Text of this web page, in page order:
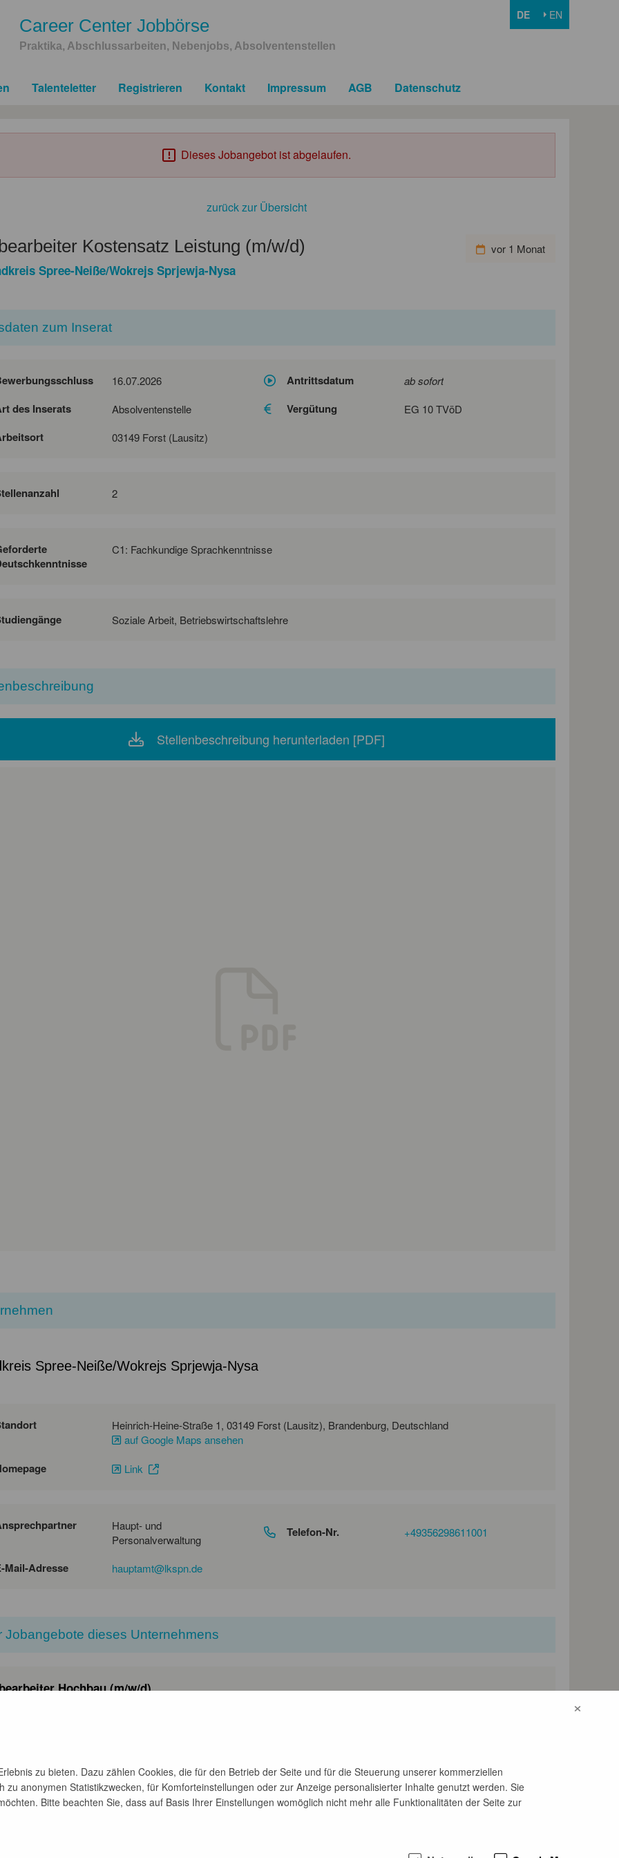
Career Center Jobbörse
Praktika, Abschlussarbeiten, Nebenjobs, Absolventenstellen
DE EN
Talenteletter Registrieren Kontakt Impressum AGB Datenschutz
Dieses Jobangebot ist abgelaufen.
zurück zur Übersicht
vor 1 Monat
Kostensatz Leistung (m/w/d)
Spree-Neiße/Wokrejs Sprjewja-Nysa
zum Inserat
16.07.2026 Antrittsdatum ab sofort
des Inserats Absolventenstelle Vergütung EG 10 TVöD
03149 Forst (Lausitz)
2
C1: Fachkundige Sprachkenntnisse
Soziale Arbeit, Betriebswirtschaftslehre
Stellenbeschreibung herunterladen [PDF]
Spree-Neiße/Wokrejs Sprjewja-Nysa
Heinrich-Heine-Straße 1, 03149 Forst (Lausitz), Brandenburg, Deutschland
auf Google Maps ansehen
Link
Haupt- und
Personalverwaltung
Telefon-Nr. +49356298611001
Mail-Adresse hauptamt@lkspn.de
Jobangebote dieses Unternehmens
Hochbau (m/w/d)
zurück
×
zu bieten. Dazu zählen Cookies, die für den Betrieb der Seite und für die Steuerung unserer kommerziellen
anonymen Statistikzwecken, für Komforteinstellungen oder zur Anzeige personalisierter Inhalte genutzt werden. Sie
Bitte beachten Sie, dass auf Basis Ihrer Einstellungen womöglich nicht mehr alle Funktionalitäten der Seite zur